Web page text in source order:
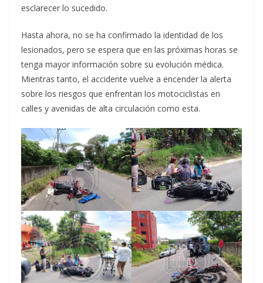
esclarecer lo sucedido.
Hasta ahora, no se ha confirmado la identidad de los
lesionados, pero se espera que en las próximas horas se
tenga mayor información sobre su evolución médica.
Mientras tanto, el accidente vuelve a encender la alerta
sobre los riesgos que enfrentan los motociclistas en
calles y avenidas de alta circulación como esta.